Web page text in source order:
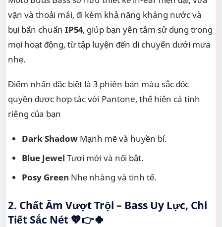
vặn và thoải mái, đi kèm khả năng kháng nước và
bụi bẩn chuẩn IP54, giúp bạn yên tâm sử dụng trong
mọi hoạt động, từ tập luyện đến di chuyển dưới mưa
nhẹ.
Điểm nhấn đặc biệt là 3 phiên bản màu sắc độc
quyền được hợp tác với Pantone, thể hiện cá tính
riêng của bạn
Dark Shadow Mạnh mẽ và huyền bí.
Blue Jewel Tươi mới và nổi bật.
Posy Green Nhẹ nhàng và tinh tế.
2. Chất Âm Vượt Trội – Bass Uy Lực, Chi
Tiết Sắc Nét 💖👉🍀